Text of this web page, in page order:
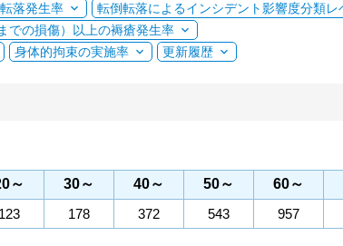
落発生率
転倒転落によるインシデント影響度分類
での損傷）以上の褥瘡発生率
身体的拘束の実施率 更新履歴
～ 30～ 40～ 50～ 60～
123 178 372 543 957